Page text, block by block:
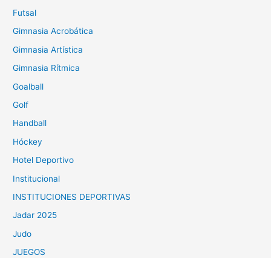
Futsal
Gimnasia Acrobática
Gimnasia Artística
Gimnasia Rítmica
Goalball
Golf
Handball
Hóckey
Hotel Deportivo
Institucional
INSTITUCIONES DEPORTIVAS
Jadar 2025
Judo
JUEGOS